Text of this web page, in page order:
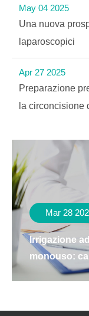
May 04 2025
Una nuova
laparoscopici
Apr 27 2025
Preparazione
la circoncisione
Mar 28
Irrigazione
monouso: